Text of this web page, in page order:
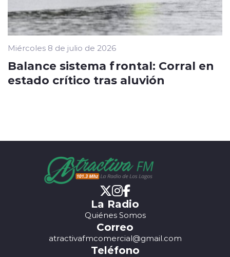
Miércoles 8 de julio de 2026
Balance sistema frontal: Corral en
estado crítico tras aluvión
La Radio
Quiénes Somos
Correo
atractivafmcomercial@gmail.com
Teléfono